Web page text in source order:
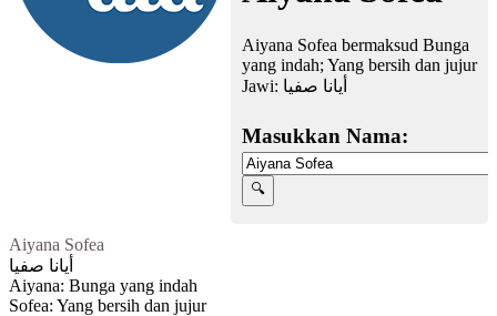
Aiyana Sofea bermaksud Bunga
yang indah; Yang bersih dan jujur
Jawi: أيانا صفيا
Masukkan Nama:
Aiyana Sofea
أيانا صفيا
Aiyana: Bunga yang indah
Sofea: Yang bersih dan jujur